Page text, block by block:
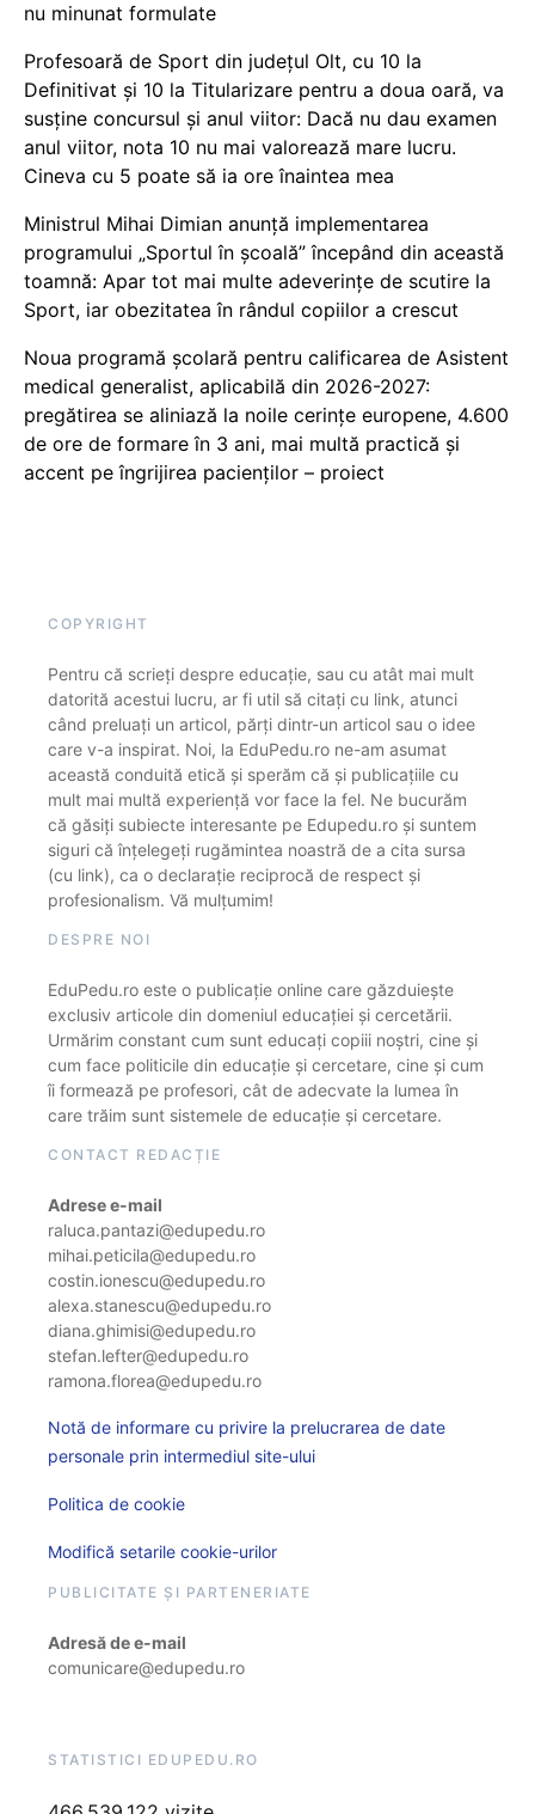
nu minunat formulate
Profesoară de Sport din județul Olt, cu 10 la
Definitivat și 10 la Titularizare pentru a doua oară, va
susține concursul și anul viitor: Dacă nu dau examen
anul viitor, nota 10 nu mai valorează mare lucru.
Cineva cu 5 poate să ia ore înaintea mea
Ministrul Mihai Dimian anunță implementarea
programului „Sportul în școală” începând din această
toamnă: Apar tot mai multe adeverințe de scutire la
Sport, iar obezitatea în rândul copiilor a crescut
Noua programă școlară pentru calificarea de Asistent
medical generalist, aplicabilă din 2026-2027:
pregătirea se aliniază la noile cerințe europene, 4.600
de ore de formare în 3 ani, mai multă practică și
accent pe îngrijirea pacienților – proiect
COPYRIGHT
Pentru că scrieți despre educație, sau cu atât mai mult
datorită acestui lucru, ar fi util să citați cu link, atunci
când preluați un articol, părți dintr-un articol sau o idee
care v-a inspirat. Noi, la EduPedu.ro ne-am asumat
această conduită etică și sperăm că și publicațiile cu
mult mai multă experiență vor face la fel. Ne bucurăm
că găsiți subiecte interesante pe Edupedu.ro și suntem
siguri că înțelegeți rugămintea noastră de a cita sursa
(cu link), ca o declarație reciprocă de respect și
profesionalism. Vă mulțumim!
DESPRE NOI
EduPedu.ro este o publicație online care găzduiește
exclusiv articole din domeniul educației și cercetării.
Urmărim constant cum sunt educați copiii noștri, cine și
cum face politicile din educație și cercetare, cine și cum
îi formează pe profesori, cât de adecvate la lumea în
care trăim sunt sistemele de educație și cercetare.
CONTACT REDACȚIE
Adrese e-mail
raluca.pantazi@edupedu.ro
mihai.peticila@edupedu.ro
costin.ionescu@edupedu.ro
alexa.stanescu@edupedu.ro
diana.ghimisi@edupedu.ro
stefan.lefter@edupedu.ro
ramona.florea@edupedu.ro
Notă de informare cu privire la prelucrarea de date
personale prin intermediul site-ului
Politica de cookie
Modifică setarile cookie-urilor
PUBLICITATE ȘI PARTENERIATE
Adresă de e-mail
comunicare@edupedu.ro
STATISTICI EDUPEDU.RO